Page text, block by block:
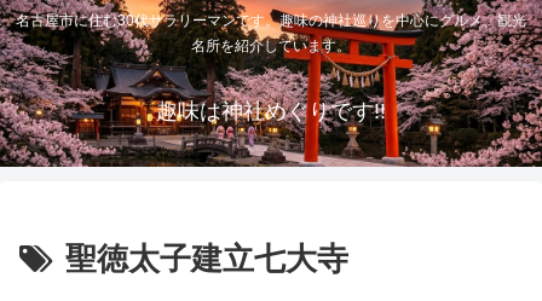
名古屋市に住む30代サラリーマンです。趣味の神社巡りを中心にグルメ、観光
名所を紹介しています。
趣味は神社めぐりです!!
聖徳太子建立七大寺